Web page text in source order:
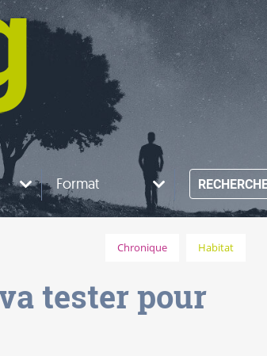
Format
Chronique Habitat
tester pour